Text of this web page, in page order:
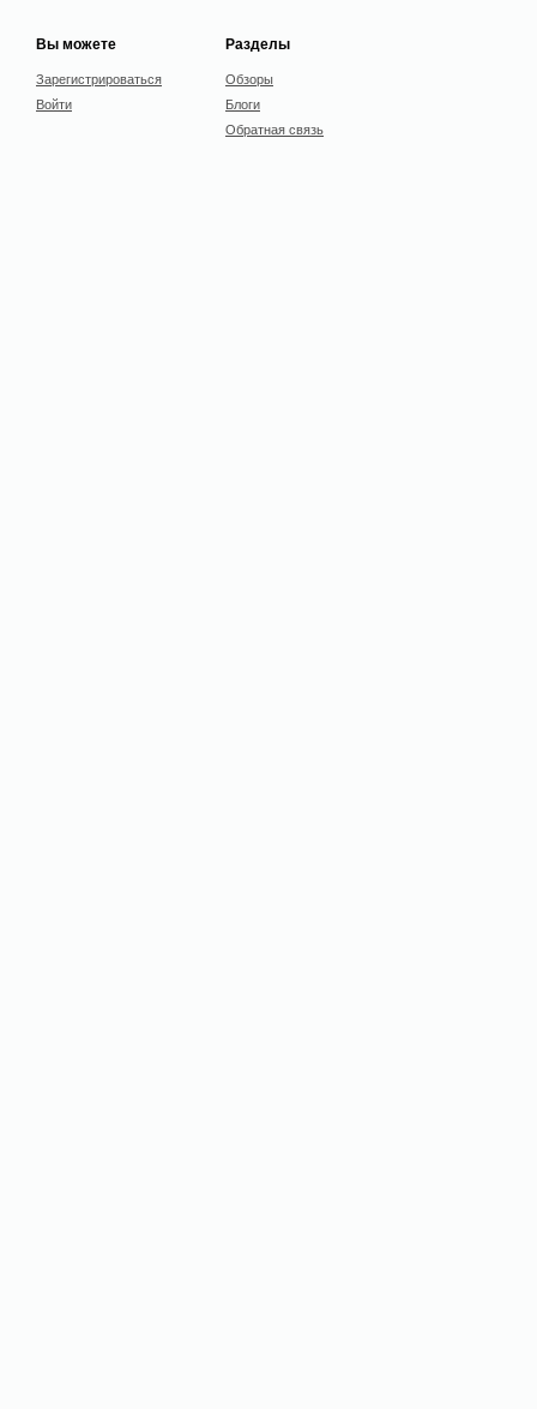
Вы можете
Зарегистрироваться
Войти
Разделы
Обзоры
Блоги
Обратная связь